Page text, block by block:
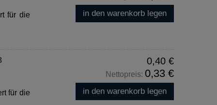
für die
in den warenkorb legen
für die
0,40 €
Nettopreis: 0,33 €
in den warenkorb legen